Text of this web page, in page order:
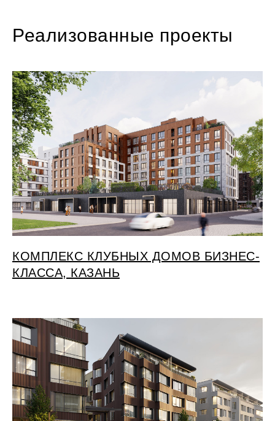
Реализованные проекты
КОМПЛЕКС КЛУБНЫХ ДОМОВ БИЗНЕС-
КЛАССА, КАЗАНЬ